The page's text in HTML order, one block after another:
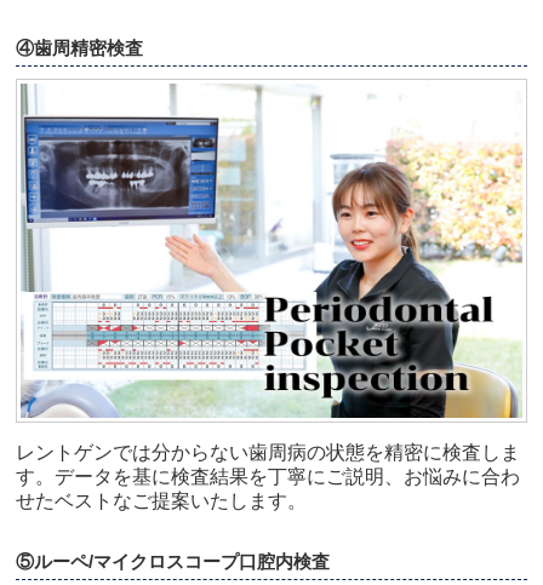
④歯周精密検査
レントゲンでは分からない歯周病の状態を精密に検査しま
す。データを基に検査結果を丁寧にご説明、お悩みに合わ
せたベストなご提案いたします。
⑤ルーペ/マイクロスコープ口腔内検査